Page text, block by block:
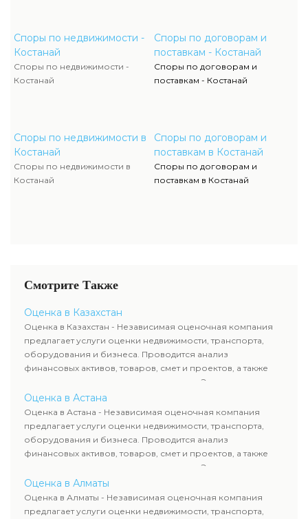
Споры по недвижимости -
Костанай
Споры по недвижимости -
Костанай
Споры по недвижимости в
Костанай
Споры по недвижимости в
Костанай
Споры по договорам и
поставкам - Костанай
Споры по договорам и
поставкам - Костанай
Споры по договорам и
поставкам в Костанай
Споры по договорам и
поставкам в Костанай
Смотрите Также
Оценка в Казахстан
Оценка в Казахстан - Независимая оценочная компания
предлагает услуги оценки недвижимости, транспорта,
оборудования и бизнеса. Проводится анализ
финансовых активов, товаров, смет и проектов, а также
оценка животных и недропользования. Эксперты
определяют рыночную стоимость имущества и
рассчитывают ущерб. Все отчеты соответствуют
требованиям законодательства и используются для
сделок, кредитования и судебных процессов.
Оценка в Астана
Оценка в Астана - Независимая оценочная компания
предлагает услуги оценки недвижимости, транспорта,
оборудования и бизнеса. Проводится анализ
финансовых активов, товаров, смет и проектов, а также
оценка животных и недропользования. Эксперты
определяют рыночную стоимость имущества и
рассчитывают ущерб. Все отчеты соответствуют
требованиям законодательства и используются для
Оценка в Алматы
Оценка в Алматы - Независимая оценочная компания
предлагает услуги оценки недвижимости, транспорта,